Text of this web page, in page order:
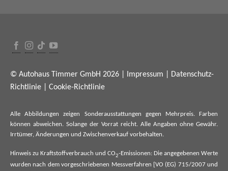
© Autohaus Timmer GmbH 2026 | Impressum
Datenschutz-
Richtlinie
Cookie-Richtlinie
Alle Abbildungen zeigen Sonderausstattungen gegen Mehrpreis. Farben
können abweichen. Solange der Vorrat reicht. Alle Angaben ohne Gewähr.
Irrtümer, Änderungen und Zwischenverkauf vorbehalten.
Hinweis zu Kraftstoffverbrauch und CO2-Emissionen: Die angegebenen Werte
wurden nach dem vorgeschriebenen Messverfahren [VO (EG) 715/2007 und